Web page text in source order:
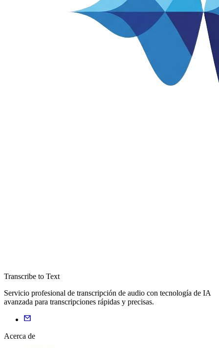
Transcribe to Text
Servicio profesional de transcripción de audio con tecnología de IA
avanzada para transcripciones rápidas y precisas.
Acerca de